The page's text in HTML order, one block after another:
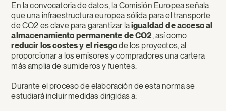
En la convocatoria de datos, la Comisión Europea señala
que una infraestructura europea sólida para el transporte
de CO2 es clave para garantizar laigualdad de acceso al
almacenamiento permanente de CO2, así como
reducir los costes y el riesgode los proyectos, al
proporcionar a los emisores y compradores una cartera
más amplia de sumideros y fuentes.
Durante el proceso de elaboración de esta norma se
estudiará incluir medidas dirigidas a: